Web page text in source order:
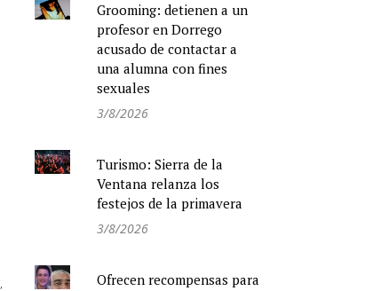
Grooming: detienen a un
profesor en Dorrego
acusado de contactar a
una alumna con fines
sexuales
3/8/2026
Turismo: Sierra de la
Ventana relanza los
festejos de la primavera
3/8/2026
Ofrecen recompensas para